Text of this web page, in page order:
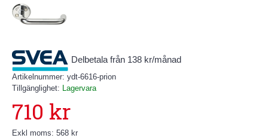
Delbetala från 138 kr/månad
Artikelnummer: ydt-6616-prion
Tillgänglighet:
Lagervara
710 kr
Exkl moms: 568 kr